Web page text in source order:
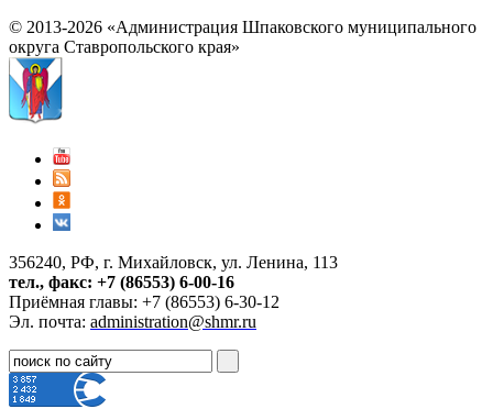
© 2013-2026 «Администрация Шпаковского муниципального
округа Ставропольского края»
356240, РФ, г. Михайловск, ул. Ленина, 113
тел., факс: +7 (86553) 6-00-16
Приёмная главы: +7 (86553) 6-30-12
Эл. почта: administration@shmr.ru